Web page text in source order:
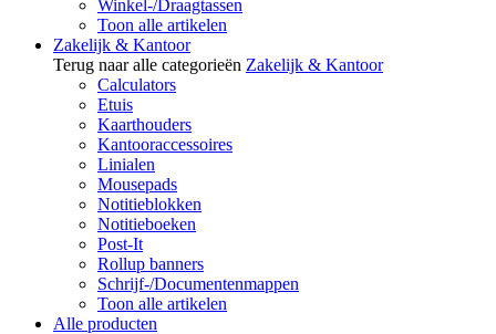
Winkel-/Draagtassen
Toon alle artikelen
Zakelijk & Kantoor
Terug naar alle categorieën Zakelijk & Kantoor
Calculators
Etuis
Kaarthouders
Kantooraccessoires
Linialen
Mousepads
Notitieblokken
Notitieboeken
Post-It
Rollup banners
Schrijf-/Documentenmappen
Toon alle artikelen
Alle producten